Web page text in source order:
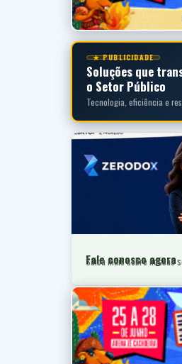
★ PUBLICIDADE
Soluções que
o Setor Público
Tecnologia, eficiência e
Fale conosco agora
Saiba mais sobre nossas